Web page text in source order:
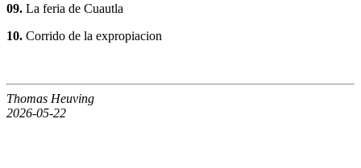
09. La feria de Cuautla
10. Corrido de la expropiacion
Thomas Heuving
2026-05-22